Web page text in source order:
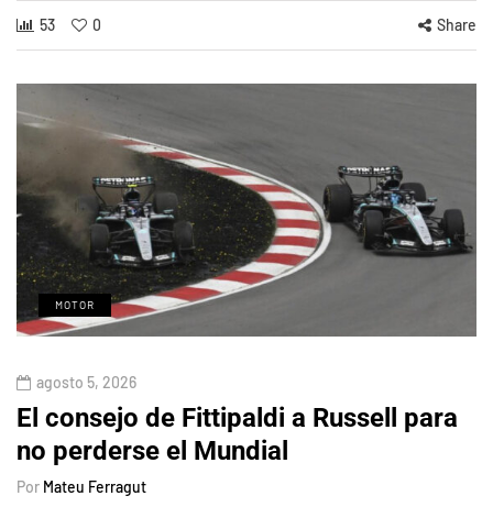
53 0 Share
MOTOR
agosto 5, 2026
El consejo de Fittipaldi a Russell para
no perderse el Mundial
Por Mateu Ferragut